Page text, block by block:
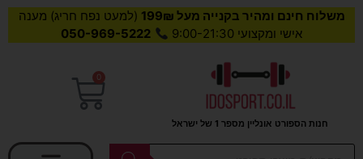
משלוח חינם ומהיר בקנייה מעל 199₪
(למעט נפח חריג) מענה
אישי ומקצועי 9:00-21:30
050-969-5222
חנות הספורט אונליין מספר 1 של ישראל
0
עגלת
Products